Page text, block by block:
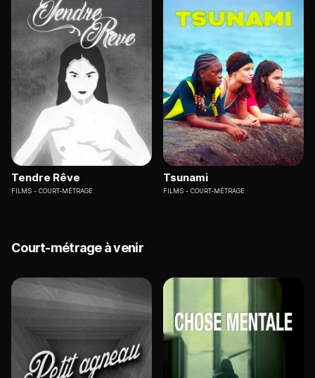
Tendre Rêve
FILMS COURT-MÉTRAGE
Tsunami
FILMS COURT-MÉTRAGE
Court-métrage à venir